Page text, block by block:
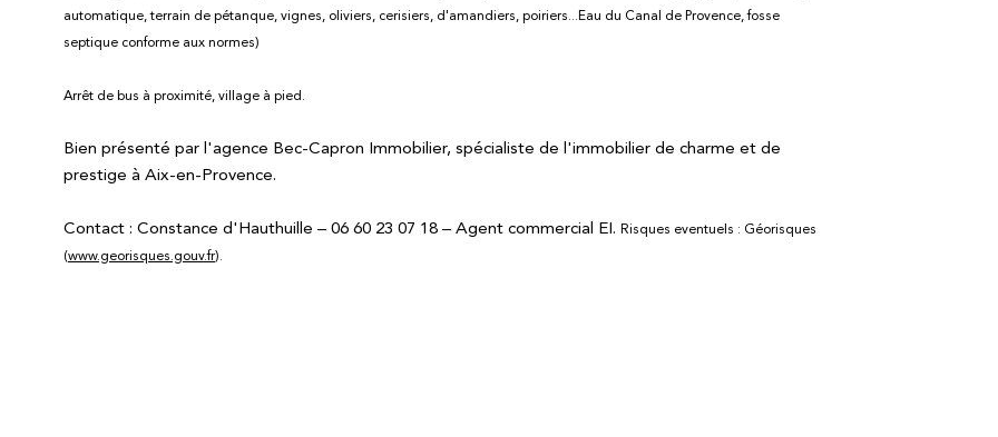
automatique, terrain de pétanque, vignes, oliviers, cerisiers, d'amandiers, poiriers... Eau du Canal de Provence, fosse
septique conforme aux normes)
Arrêt de bus à proximité, village à pied.
Bien présenté par l'agence Bec-Capron Immobilier, spécialiste de l'immobilier de charme et de
prestige à Aix-en-Provence.
Contact : Constance d'Hauthuille – 06 60 23 07 18 – Agent commercial EI. Risques eventuels : Géorisques
(www.georisques.gouv.fr).